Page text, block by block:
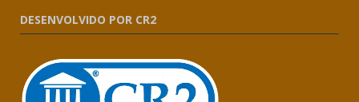
DESENVOLVIDO POR CR2